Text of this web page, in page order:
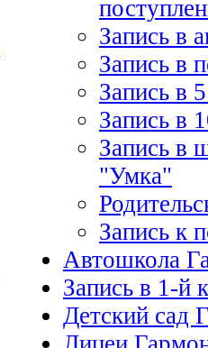
Запись в
Запись в
Запись в
Запись в
Запись в
"Умка"
Запись к
Автошкола
Запись в 1-й
Детский сад